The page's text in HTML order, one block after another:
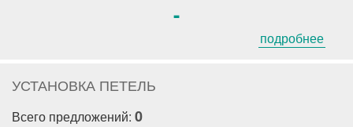
-
подробнее
УСТАНОВКА ПЕТЕЛЬ
Всего предложений: 0